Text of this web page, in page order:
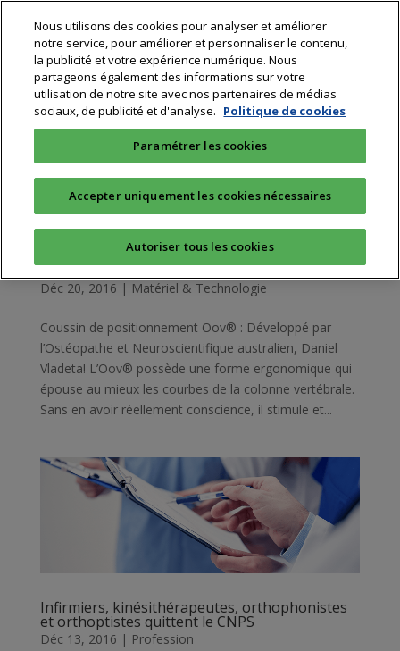
Le coussin de positionnement Sissel
Déc 20, 2016 | Matériel & Technologie
Coussin de positionnement Oov® : Développé par
l’Ostéopathe et Neuroscientifique australien, Daniel
Vladeta! L’Oov® possède une forme ergonomique qui
épouse au mieux les courbes de la colonne vertébrale.
Sans en avoir réellement conscience, il stimule et...
Infirmiers, kinésithérapeutes, orthophonistes
et orthoptistes quittent le CNPS
Déc 13, 2016 | Profession
Nous utilisons des cookies pour analyser et améliorer
notre service, pour améliorer et personnaliser le contenu,
la publicité et votre expérience numérique. Nous
partageons également des informations sur votre
utilisation de notre site avec nos partenaires de médias
sociaux, de publicité et d'analyse. Politique de cookies
Paramétrer les cookies
Accepter uniquement les cookies nécessaires
Autoriser tous les cookies